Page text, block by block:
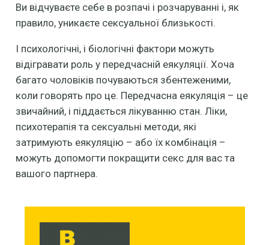
Ви відчуваєте себе в розпачі і розчаруванні і, як
правило, уникаєте сексуальної близькості.
І психологічні, і біологічні фактори можуть
відігравати роль у передчасній еякуляції. Хоча
багато чоловіків почуваються збентеженими,
коли говорять про це. Передчасна еякуляція – це
звичайний, і піддається лікуванню стан. Ліки,
психотерапія та сексуальні методи, які
затримують еякуляцію – або їх комбінація –
можуть допомогти покращити секс для вас та
вашого партнера.